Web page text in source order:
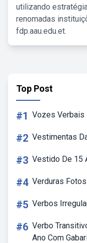
utilizando
renomadas
fdp.aau.edu.et.
Top Post
#1 Vozes Verbais
#2 Vestimentas
#3 Vestido De 15
#4 Verduras
#5 Verbos
#6 Verbo
Ano Com